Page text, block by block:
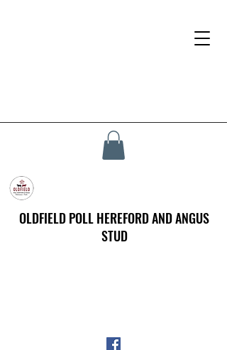
OLDFIELD POLL HEREFORD AND ANGUS
STUD